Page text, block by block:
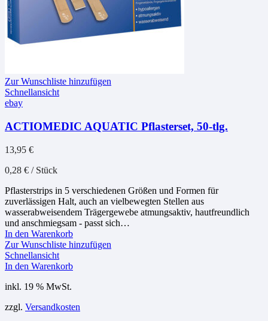
Zur Wunschliste hinzufügen
Schnellansicht
ebay
ACTIOMEDIC AQUATIC Pflasterset, 50-tlg.
13,95 €
0,28 € / Stück
Pflasterstrips in 5 verschiedenen Größen und Formen für
zuverlässigen Halt, auch an vielbewegten Stellen aus
wasserabweisendem Trägergewebe atmungsaktiv, hautfreundlich
und anschmiegsam - passt sich…
In den Warenkorb
Zur Wunschliste hinzufügen
Schnellansicht
In den Warenkorb
inkl. 19 % MwSt.
zzgl. Versandkosten